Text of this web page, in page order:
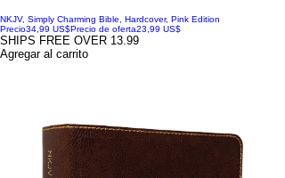
NKJV, Simply Charming Bible, Hardcover, Pink Edition
Precio34,99 US$Precio de oferta23,99 US$
SHIPS FREE OVER 13.99
Agregar al carrito